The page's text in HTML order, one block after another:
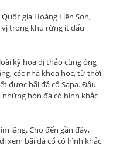
gia Hoàng Liên Sơn,
trong khu rừng ít dấu
kỳ hoa dị thảo cùng ông
các nhà khoa học, từ thời
được bãi đá cổ Sapa. Đâu
hòn đá có hình khắc
lặng. Cho đến gần đây,
xem bãi đá cổ có hình khắc